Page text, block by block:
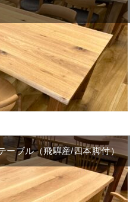
ーブル（飛騨産/四本脚付）